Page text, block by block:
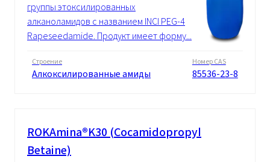
группы этоксилированных
алканоламидов с названием INCI PEG-4
Rapeseedamide. Продукт имеет форму...
Строение
Алкоксилированные амиды
Номер CAS
85536-23-8
ROKAmina®K30 (Cocamidopropyl
Betaine)